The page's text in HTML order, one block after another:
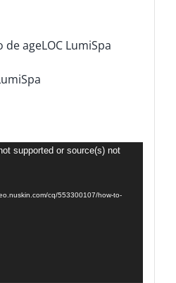
ageLOC LumiSpa
supported or source(s) not
cq/553300107/how-to-